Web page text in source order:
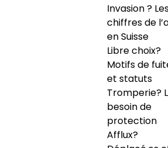
Invasion ?
chiffres de
en Suisse
Libre choix?
Motifs de
et statuts
Tromperie?
besoin de
protection
Afflux?